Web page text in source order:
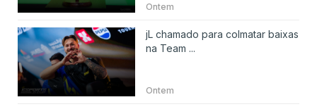
Ontem
jL chamado para colmatar baixas
na Team ...
Ontem